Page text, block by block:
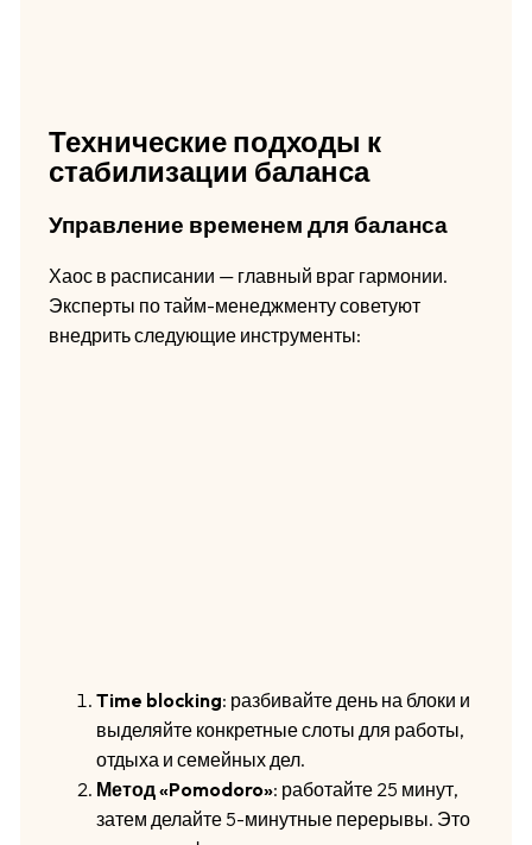
Технические подходы к
стабилизации баланса
Управление временем для баланса
Хаос в расписании — главный враг гармонии.
Эксперты по тайм-менеджменту советуют
внедрить следующие инструменты:
Time blocking: разбивайте день на блоки и
выделяйте конкретные слоты для работы,
отдыха и семейных дел.
Метод «Pomodoro»: работайте 25 минут,
затем делайте 5-минутные перерывы. Это